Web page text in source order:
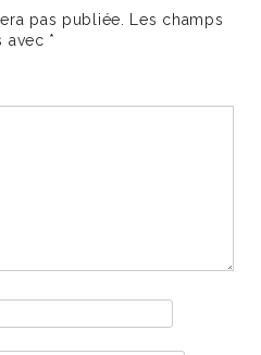
pas publiée. Les champs
avec *